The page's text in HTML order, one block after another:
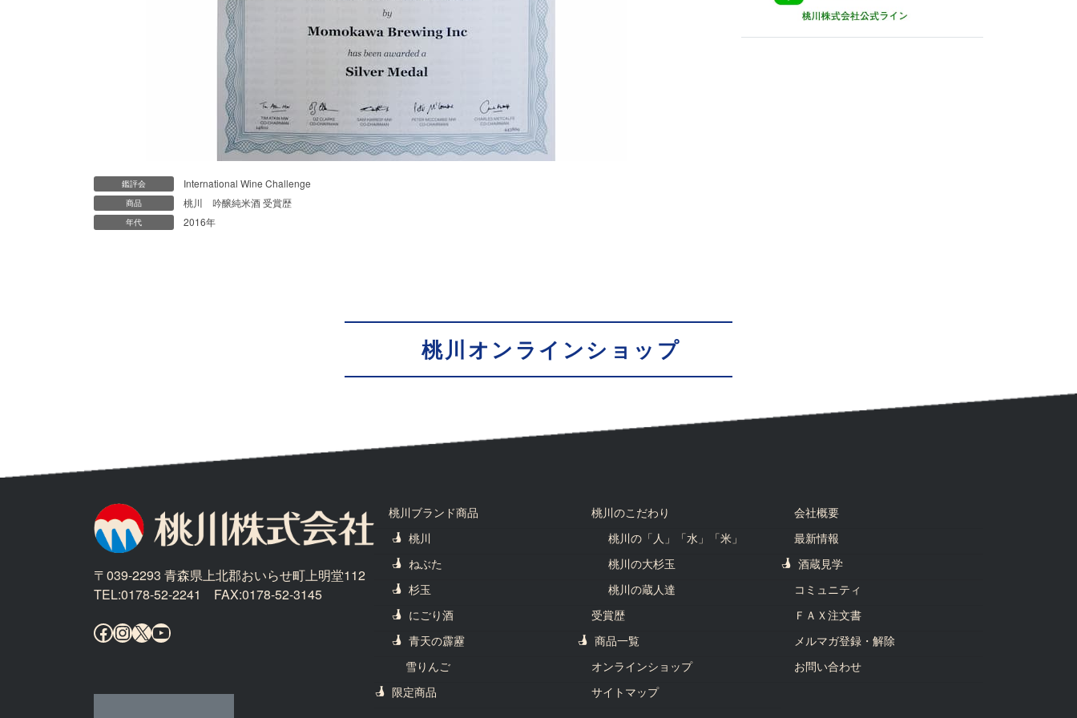
鑑評会 International Wine Challenge
商品 桃川 吟醸純米酒 受賞歴
年代 2016年
桃川オンラインショップ
〒039-2293 青森県上北郡おいらせ町上明堂112
TEL:0178-52-2241 FAX:0178-52-3145
Facebook
Instagram
X YouTube
桃川ブランド商品
桃川
ねぶた
杉玉
にごり酒
青天の霹靂
雪りんご
限定商品
桃川のこだわり
桃川の「人」「水」「米」
桃川の大杉玉
桃川の蔵人達
受賞歴
商品一覧
オンラインショップ
サイトマップ
会社概要
最新情報
酒蔵見学
コミュニティ
ＦＡＸ注文書
メルマガ登録・解除
お問い合わせ